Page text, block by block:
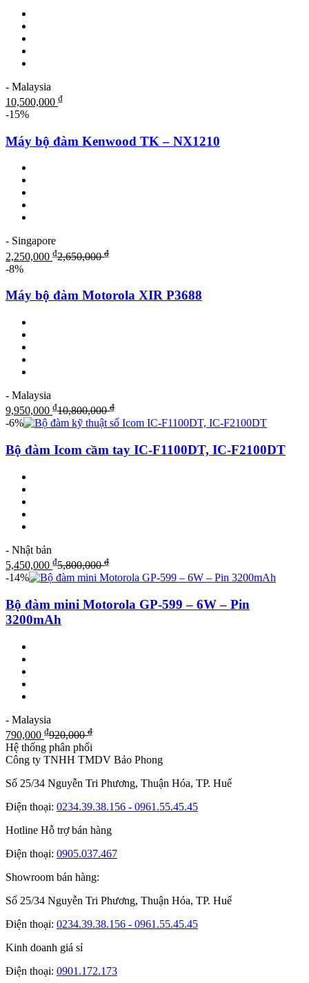
- Malaysia
10,500,000 ₫
-15%
Máy bộ đàm Kenwood TK – NX1210
- Singapore
2,250,000 ₫2,650,000₫
-8%
Máy bộ đàm Motorola XIR P3688
- Malaysia
9,950,000 ₫10,800,000₫
-6%
Bộ đàm Icom cầm tay IC-F1100DT, IC-F2100DT
- Nhật bản
5,450,000 ₫5,800,000₫
-14%
Bộ đàm mini Motorola GP-599 – 6W – Pin
3200mAh
- Malaysia
790,000 ₫920,000₫
Hệ thống phân phối
Công ty TNHH TMDV Bảo Phong
Số 25/34 Nguyễn Tri Phương, Thuận Hóa, TP. Huế
Điện thoại: 0234.39.38.156 - 0961.55.45.45
Hotline Hỗ trợ bán hàng
Điện thoại: 0905.037.467
Showroom bán hàng:
Số 25/34 Nguyễn Tri Phương, Thuận Hóa, TP. Huế
Điện thoại: 0234.39.38.156 - 0961.55.45.45
Kinh doanh giá sỉ
Điện thoại: 0901.172.173